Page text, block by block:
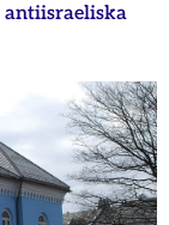
antiisraeliska